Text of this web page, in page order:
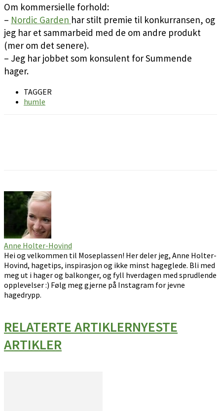
Om kommersielle forhold:
– Nordic Garden har stilt premie til konkurransen, og
jeg har et sammarbeid med de om andre produkt
(mer om det senere).
– Jeg har jobbet som konsulent for Summende
hager.
TAGGER
humle
Anne Holter-Hovind
Hei og velkommen til Moseplassen! Her deler jeg, Anne Holter-
Hovind, hagetips, inspirasjon og ikke minst hageglede. Bli med
meg ut i hager og balkonger, og fyll hverdagen med sprudlende
opplevelser :) Følg meg gjerne på Instagram for jevne
hagedrypp.
RELATERTE ARTIKLERNYESTE
ARTIKLER